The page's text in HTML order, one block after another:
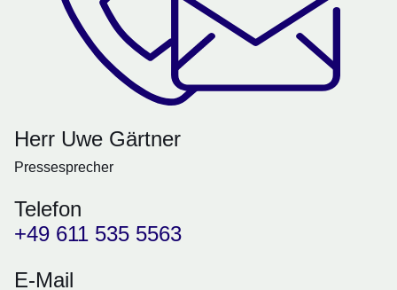
Herr Uwe Gärtner
Pressesprecher
Telefon
+49 611 535 5563
E-Mail